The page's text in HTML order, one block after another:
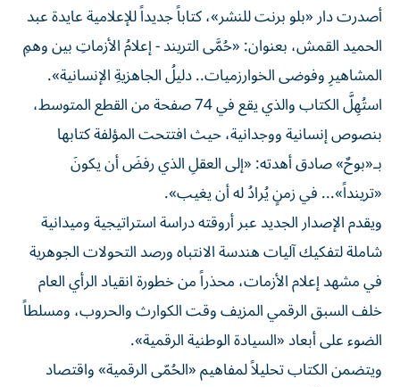
أصدرت دار «بلو برنت للنشر»، كتاباً جديداً للإعلامية عايدة عبد
الحميد القمش، بعنوان: «حُمَّى التريند - إعلامُ الأزماتِ بين وهمِ
المشاهيرِ وفوضى الخوارزميات.. دليلُ الجاهزيةِ الإنسانية».
استُهِلَّ الكتاب والذي يقع في 74 صفحة من القطع المتوسط،
بنصوص إنسانية ووجدانية، حيث افتتحت المؤلفة كتابها
بـ«بوحٌ» صادق أهدته: «إلى العقلِ الذي رفضَ أن يكونَ
«ترينداً»... في زمنٍ يُرادُ له أن يغيب».
ويقدم الإصدار الجديد عبر أروقته دراسة استراتيجية وميدانية
شاملة لتفكيك آليات هندسة الانتباه ورصد التحولات الجوهرية
في مشهد إعلام الأزمات، محذراً من خطورة انقياد الرأي العام
خلف السبق الرقمي المزيف وقت الكوارث والحروب، ومسلطاً
الضوء على أبعاد «السيادة الوطنية الرقمية».
ويتضمن الكتاب تحليلاً لمفاهيم «الحُمّى الرقمية» واقتصاد